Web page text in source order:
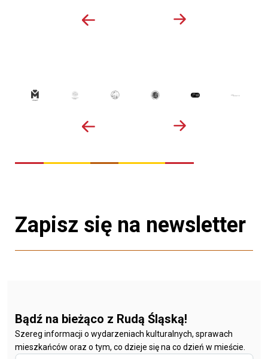
Zapisz się na newsletter
Bądź na bieżąco z Rudą Śląską!
Szereg informacji o wydarzeniach kulturalnych, sprawach
mieszkańców oraz o tym, co dzieje się na co dzień w mieście.